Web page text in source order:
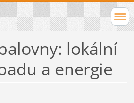
lokální
a energie